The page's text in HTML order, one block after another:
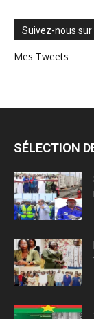
Suivez-nous
Mes Tweets
SÉLECTION